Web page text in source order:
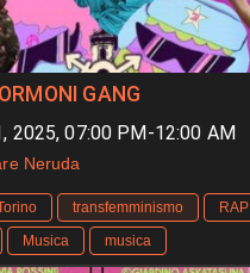
GANG
2025, 07:00 PM-12:00 AM
Neruda
transfemminismo
RAP
Musica musica